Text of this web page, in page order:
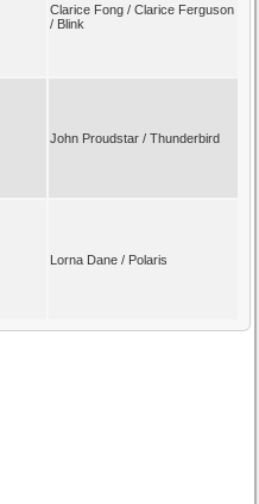
Clarice Fong / Clarice Ferguson
/ Blink
John Proudstar / Thunderbird
Lorna Dane / Polaris